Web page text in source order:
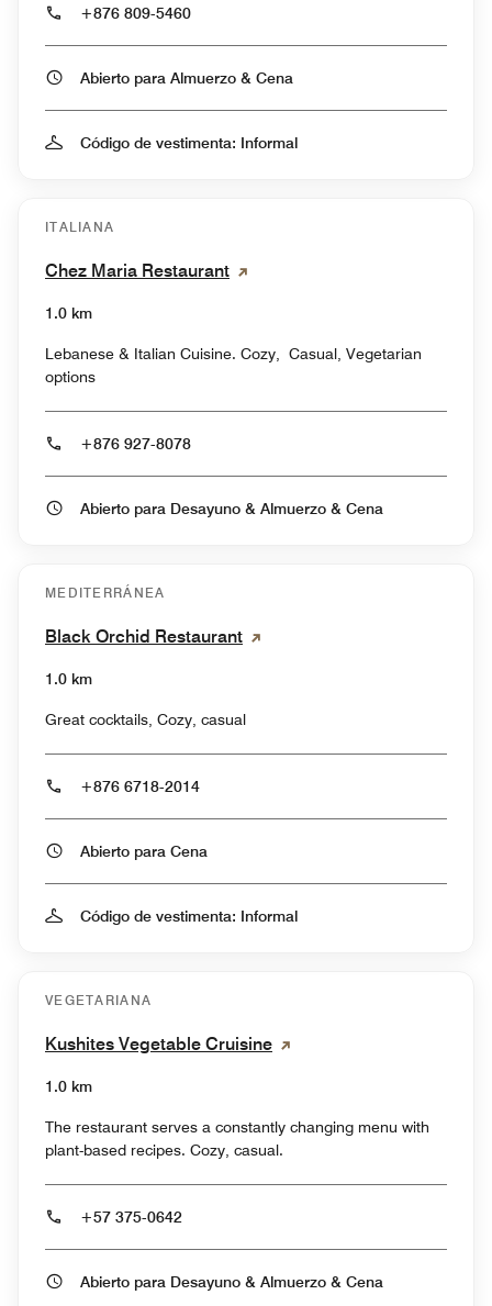
+876 809-5460
Abierto para Almuerzo & Cena
Código de vestimenta: Informal
ITALIANA
Chez Maria Restaurant
1.0 km
Lebanese & Italian Cuisine. Cozy, Casual, Vegetarian
options
+876 927-8078
Abierto para Desayuno & Almuerzo & Cena
MEDITERRÁNEA
Black Orchid Restaurant
1.0 km
Great cocktails, Cozy, casual
+876 6718-2014
Abierto para Cena
Código de vestimenta: Informal
VEGETARIANA
Kushites Vegetable Cruisine
1.0 km
The restaurant serves a constantly changing menu with
plant-based recipes. Cozy, casual.
+57 375-0642
Abierto para Desayuno & Almuerzo & Cena